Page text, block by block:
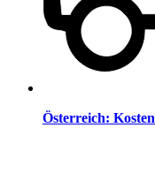
Österreich: